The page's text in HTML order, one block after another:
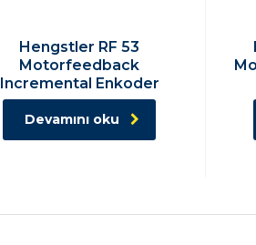
Hengstler RF 53
Motorfeedback
Incremental Enkoder
Devamını oku